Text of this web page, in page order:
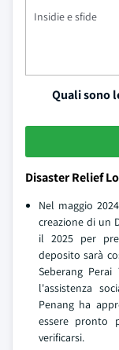
Insidie e sfide
Quali sono
Disaster Relief
Nel maggio
creazione di un
il 2025 per
deposito sarà
Seberang
l'assistenza
Penang ha
essere pronto
verificarsi.